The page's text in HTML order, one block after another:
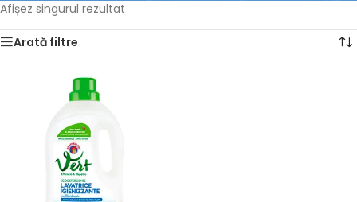
Afișez singurul rezultat
Arată filtre